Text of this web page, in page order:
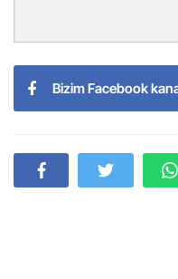
Bizim Facebook